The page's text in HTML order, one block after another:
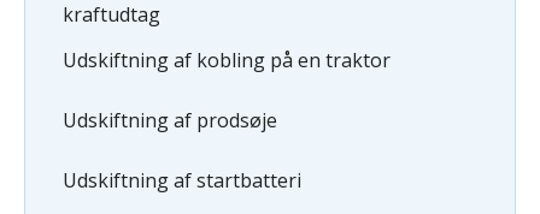
kraftudtag
Udskiftning af kobling på en traktor
Udskiftning af prodsøje
Udskiftning af startbatteri